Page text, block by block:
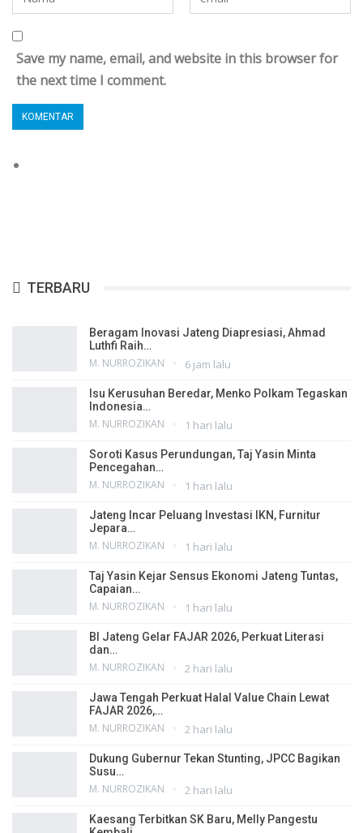
Save my name, email, and website in this browser for
the next time I comment.
TERBARU
Beragam Inovasi Jateng Diapresiasi, Ahmad
Luthfi Raih…
M. NURROZIKAN 6 jam lalu
Isu Kerusuhan Beredar, Menko Polkam Tegaskan
Indonesia…
M. NURROZIKAN 1 hari lalu
Soroti Kasus Perundungan, Taj Yasin Minta
Pencegahan…
M. NURROZIKAN 1 hari lalu
Jateng Incar Peluang Investasi IKN, Furnitur
Jepara…
M. NURROZIKAN 1 hari lalu
Taj Yasin Kejar Sensus Ekonomi Jateng Tuntas,
Capaian…
M. NURROZIKAN 1 hari lalu
BI Jateng Gelar FAJAR 2026, Perkuat Literasi
dan…
M. NURROZIKAN 2 hari lalu
Jawa Tengah Perkuat Halal Value Chain Lewat
FAJAR 2026,…
M. NURROZIKAN 2 hari lalu
Dukung Gubernur Tekan Stunting, JPCC Bagikan
Susu…
M. NURROZIKAN 2 hari lalu
Kaesang Terbitkan SK Baru, Melly Pangestu